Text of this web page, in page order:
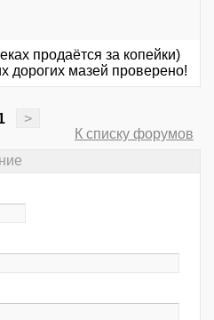
продаётся за копейки)
дорогих мазей проверено!
>
К списку форумов